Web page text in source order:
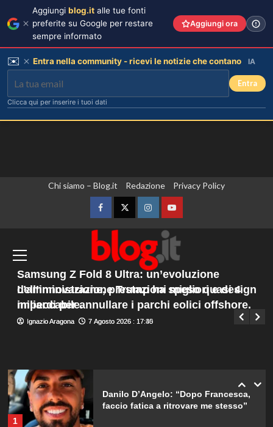
Chi siamo – Blog.it Redazione Privacy Policy
FacebookTwitterInstagramYouTube
Menu
principale
L’Ambasciata d’Italia a Praga apre le
porte per celebrare gli ottant’anni della
Vespa
Giuseppe Recca 7 Agosto 2026 : 19:55
Samsung Z Fold 8 Ultra: un’evoluzione
dell’innovazione, prestazioni migliori e design
impeccabile.
Ignazio Aragona 7 Agosto 2026 : 17:40
L’amministrazione Trump ha speso quasi 4
miliardi per annullare i parchi eolici offshore.
Ignazio Aragona 7 Agosto 2026 : 17:35
Tradimenti di Benjamin Mascolo:
Bella Thorne rivela i segreti nascosti
della loro relazione.
Dove Cameron in Italia: vacanze da
sogno con le amiche prima del
matrimonio con Damiano David.
Lorella Cuccarini compie 61 anni:
1
Danilo D’Angelo: “Dopo Francesca,
faccio fatica a ritrovare me stesso”
Aggiungi blog.it alle tue fonti
preferite su Google per restare
sempre informato
Aggiungi ora
✉️ Entra nella community - ricevi le notizie che contano IA
Entra
Clicca qui per inserire i tuoi dati